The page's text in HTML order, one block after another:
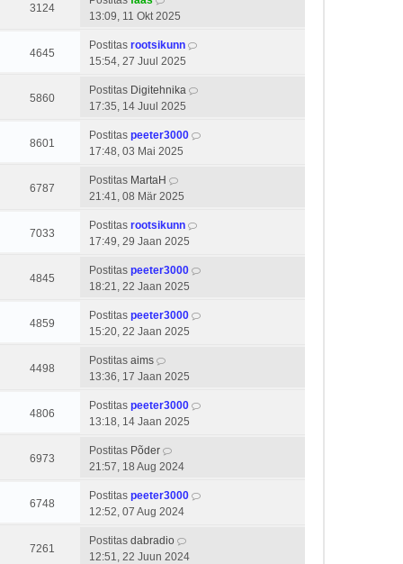
3124
13:09, 11 Okt 2025
4645
Postitas rootsikunn
15:54, 27 Juul 2025
5860
Postitas Digitehnika
17:35, 14 Juul 2025
8601
Postitas peeter3000
17:48, 03 Mai 2025
6787
Postitas MartaH
21:41, 08 Mär 2025
7033
Postitas rootsikunn
17:49, 29 Jaan 2025
4845
Postitas peeter3000
18:21, 22 Jaan 2025
4859
Postitas peeter3000
15:20, 22 Jaan 2025
4498
Postitas aims
13:36, 17 Jaan 2025
4806
Postitas peeter3000
13:18, 14 Jaan 2025
6973
Postitas Põder
21:57, 18 Aug 2024
6748
Postitas peeter3000
12:52, 07 Aug 2024
7261
Postitas dabradio
12:51, 22 Juun 2024